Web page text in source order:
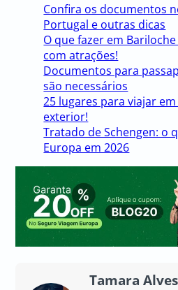
Confira os documentos
Portugal e outras dicas
O que fazer em
com atrações!
Documentos para
são necessários
25 lugares para viajar
exterior!
Tratado de Schengen: o
Europa em 2026
Tamara Alves